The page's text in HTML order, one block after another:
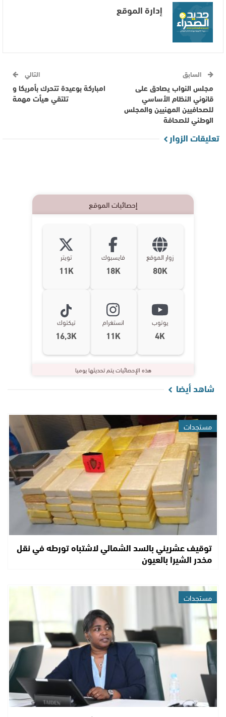
إدارة الموقع
السابق
مجلس النواب يصادق على
قانوني النظام الأساسي
للصحافيين المهنيين والمجلس
الوطني للصحافة
التالي
امباركة بوعيدة تتحرك بأمريكا و
تلتقي هيأت مهمة
تعليقات الزوار
إحصائيات الموقع
زوار الموقع
80K
فايسبوك
18K
تويتر
11K
يوتوب
4K
انستغرام
11K
تيكتوك
16,3K
هذه الإحصائيات يتم تحديثها يوميا
شاهد أيضا
مستجدات
توقيف عشريني بالسد الشمالي لاشتباه تورطه في نقل
مخدر الشيرا بالعيون
مستجدات